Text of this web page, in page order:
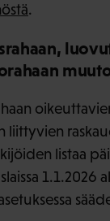
.
liittyvien
listaa
1.1.2026